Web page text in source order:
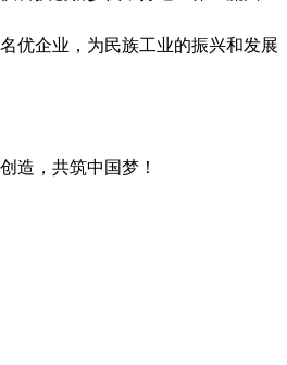
优企业，为民族工业的振兴和发展
造，共筑中国梦！